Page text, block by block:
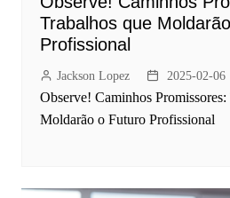
Trabalhos que
Profissional
Jackson Lopez 2025-02-06
Observe! Caminhos
Moldarão o Futuro Profissional